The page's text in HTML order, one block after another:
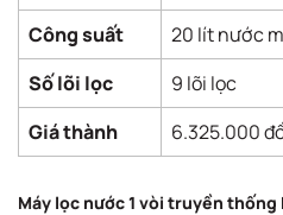
Công suất
20 lít nước
Số lõi lọc
9 lõi lọc
Giá thành
6.325.000
Máy lọc nước 1 vòi truyền thống